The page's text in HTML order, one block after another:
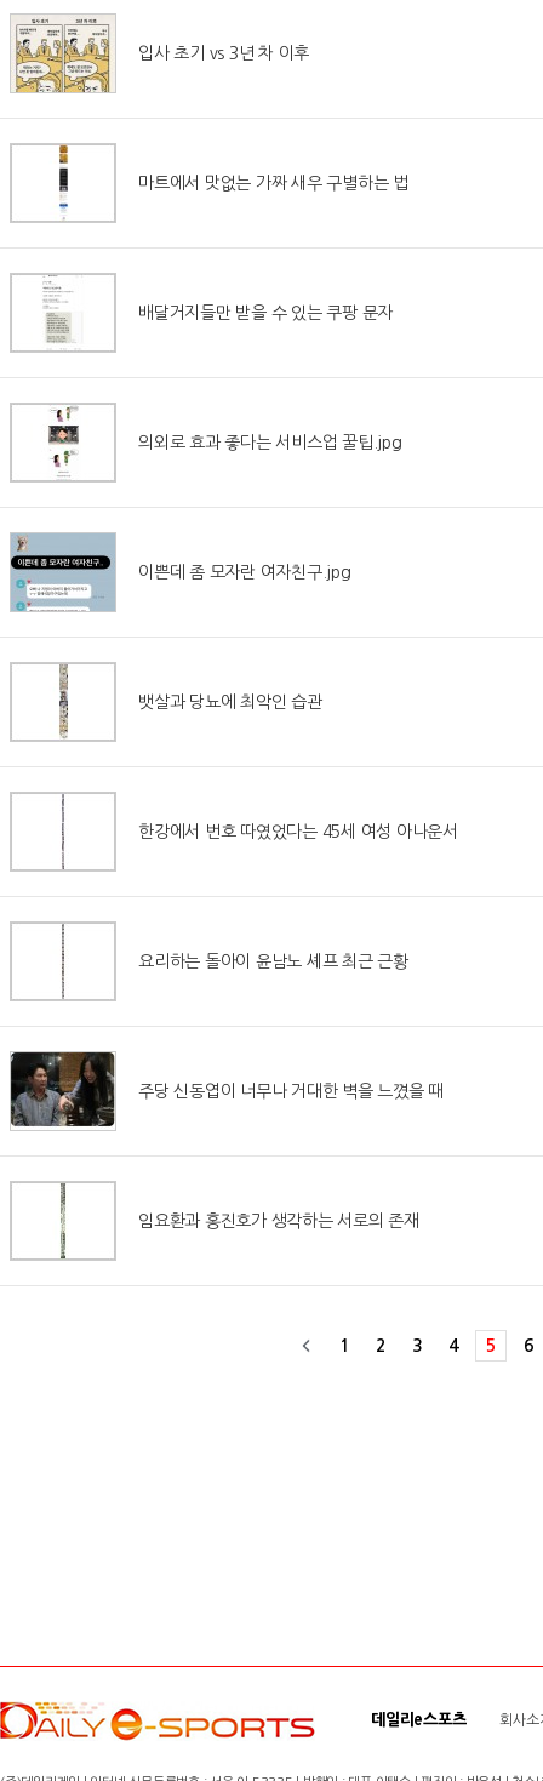
입사 초기 vs 3년 차 이후
마트에서 맛없는 가짜 새우 구별하는 법
배달거지들만 받을 수 있는 쿠팡 문자
의외로 효과 좋다는 서비스업 꿀팁.jpg
이쁜데 좀 모자란 여자친구.jpg
뱃살과 당뇨에 최악인 습관
한강에서 번호 따였었다는 45세 여성 아나운서
요리하는 돌아이 윤남노 셰프 최근 근황
주당 신동엽이 너무나 거대한 벽을 느꼈을 때
임요환과 홍진호가 생각하는 서로의 존재
1 2 3 4 5 6
데일리e스포츠 회사소